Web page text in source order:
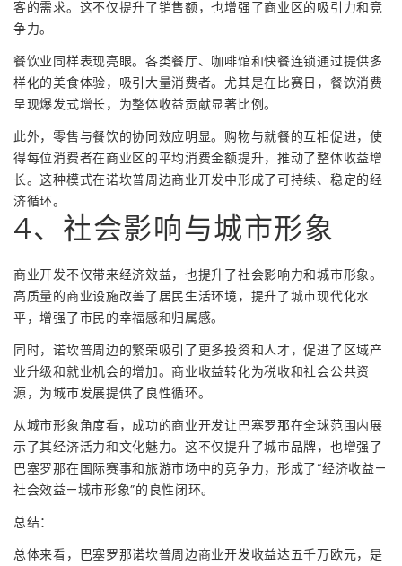
客的需求。这不仅提升了销售额，也增强了商业区的吸引力和竞
争力。
餐饮业同样表现亮眼。各类餐厅、咖啡馆和快餐连锁通过提供多
样化的美食体验，吸引大量消费者。尤其是在比赛日，餐饮消费
呈现爆发式增长，为整体收益贡献显著比例。
此外，零售与餐饮的协同效应明显。购物与就餐的互相促进，使
得每位消费者在商业区的平均消费金额提升，推动了整体收益增
长。这种模式在诺坎普周边商业开发中形成了可持续、稳定的经
济循环。
4、社会影响与城市形象
商业开发不仅带来经济效益，也提升了社会影响力和城市形象。
高质量的商业设施改善了居民生活环境，提升了城市现代化水
平，增强了市民的幸福感和归属感。
同时，诺坎普周边的繁荣吸引了更多投资和人才，促进了区域产
业升级和就业机会的增加。商业收益转化为税收和社会公共资
源，为城市发展提供了良性循环。
从城市形象角度看，成功的商业开发让巴塞罗那在全球范围内展
示了其经济活力和文化魅力。这不仅提升了城市品牌，也增强了
巴塞罗那在国际赛事和旅游市场中的竞争力，形成了“经济收益—
社会效益—城市形象”的良性闭环。
总结：
总体来看，巴塞罗那诺坎普周边商业开发收益达五千万欧元，是